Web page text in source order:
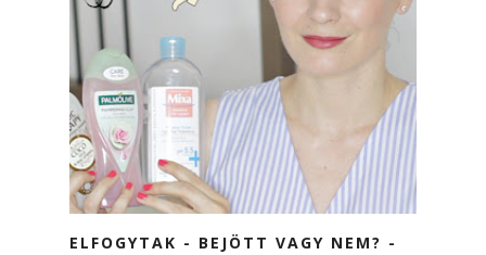
ELFOGYTAK - BEJÖTT VAGY NEM? -